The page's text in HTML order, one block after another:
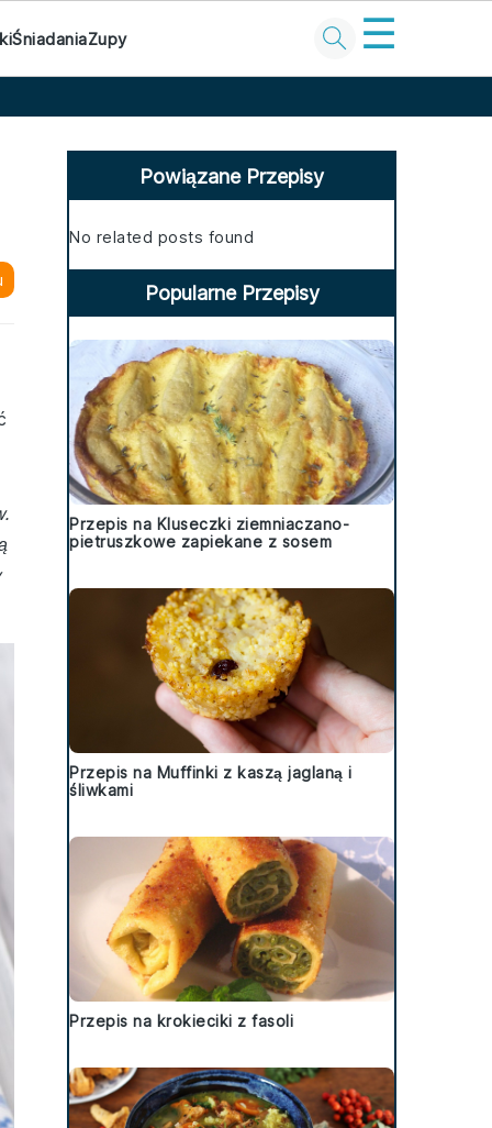
ŚniadaniaZupy ☰
Primary
Sidebar
Powiązane Przepisy
No related posts found
Popularne Przepisy
Przepis na Kluseczki ziemniaczano-
pietruszkowe zapiekane z sosem
Przepis na Muffinki z kaszą jaglaną i
śliwkami
Przepis na krokieciki z fasoli